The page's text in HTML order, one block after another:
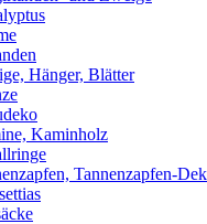
Hänger, Blätter
Kaminholz
Tannenzapfen-